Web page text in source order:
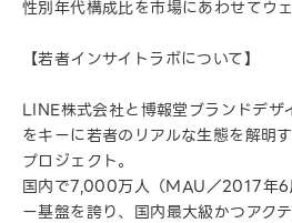
性別年代構成比を市場にあわせてウ
【若者インサイトラボについて】
LINE株式会社と博報堂ブランドデザ
をキーに若者のリアルな生態を解明
プロジェクト。
国内で7,000万人（MAU／2017年6
ー基盤を誇り、国内最大級かつアク